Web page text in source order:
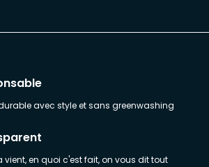
avec style et sans greenwashing
vient, en quoi c'est fait, on vous dit tout